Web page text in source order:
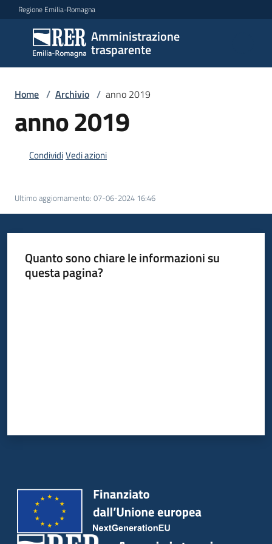
Vai al contenuto
Vai alla navigazione
Vai al footer
Regione Emilia-Romagna
Amministrazione
trasparente
Amministrazione
trasparente
Accesso
Home / Archivio / anno 2019
anno 2019
CondividiVedi azioni
Ultimo aggiornamento: 07-06-2024 16:46
Quanto sono chiare le informazioni su
questa pagina?